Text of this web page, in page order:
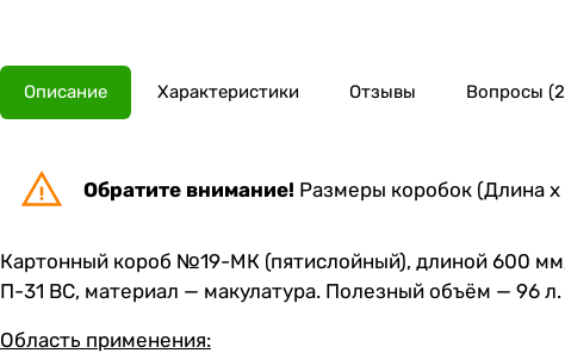
Описание Характеристики Отзывы Вопросы
Обратите внимание! Размеры коробок (Длина
Картонный короб №19-МК (пятислойный), длиной 600
П-31 ВС, материал — макулатура. Полезный объём — 96 л.
Область применения: